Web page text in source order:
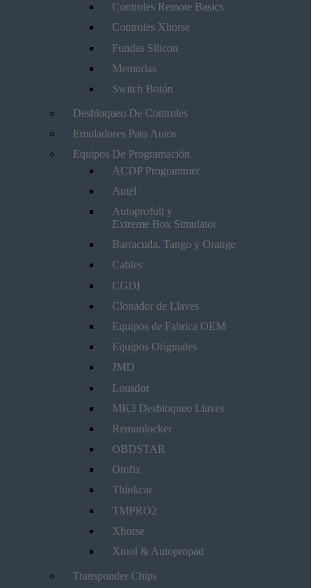
Controles Remote Basics
Controles Xhorse
Fundas Silicon
Memorias
Switch Botón
Desbloqueo De Controles
Emuladores Para Autos
Equipos De Programación
ACDP Programmer
Autel
Autoprofull y
Extreme Box Simulator
Barracuda, Tango y Orange
Cables
CGDI
Clonador de Llaves
Equipos de Fabrica OEM
Equipos Originales
JMD
Lonsdor
MK3 Desbloqueo Llaves
Remunlocker
OBDSTAR
Otofix
Thinkcar
TMPRO2
Xhorse
Xtool & Autopropad
Transponder Chips